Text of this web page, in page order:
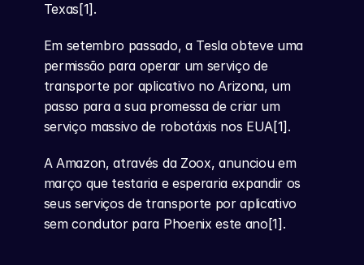
Texas[1].
Em setembro passado, a Tesla obteve uma
permissão para operar um serviço de
transporte por aplicativo no Arizona, um
passo para a sua promessa de criar um
serviço massivo de robotáxis nos EUA[1].
A Amazon, através da Zoox, anunciou em
março que testaria e esperaria expandir os
seus serviços de transporte por aplicativo
sem condutor para Phoenix este ano[1].